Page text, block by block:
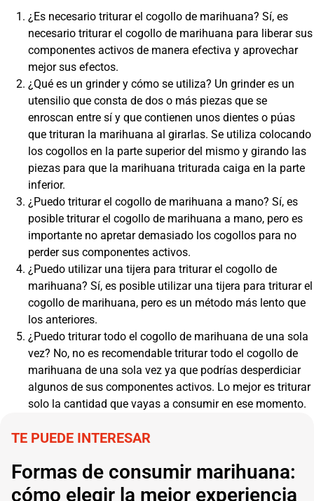
¿Es necesario triturar el cogollo de marihuana? Sí, es
necesario triturar el cogollo de marihuana para liberar sus
componentes activos de manera efectiva y aprovechar
mejor sus efectos.
¿Qué es un grinder y cómo se utiliza? Un grinder es un
utensilio que consta de dos o más piezas que se
enroscan entre sí y que contienen unos dientes o púas
que trituran la marihuana al girarlas. Se utiliza colocando
los cogollos en la parte superior del mismo y girando las
piezas para que la marihuana triturada caiga en la parte
inferior.
¿Puedo triturar el cogollo de marihuana a mano? Sí, es
posible triturar el cogollo de marihuana a mano, pero es
importante no apretar demasiado los cogollos para no
perder sus componentes activos.
¿Puedo utilizar una tijera para triturar el cogollo de
marihuana? Sí, es posible utilizar una tijera para triturar el
cogollo de marihuana, pero es un método más lento que
los anteriores.
¿Puedo triturar todo el cogollo de marihuana de una sola
vez? No, no es recomendable triturar todo el cogollo de
marihuana de una sola vez ya que podrías desperdiciar
algunos de sus componentes activos. Lo mejor es triturar
solo la cantidad que vayas a consumir en ese momento.
TE PUEDE INTERESAR
Formas de consumir marihuana:
cómo elegir la mejor experiencia